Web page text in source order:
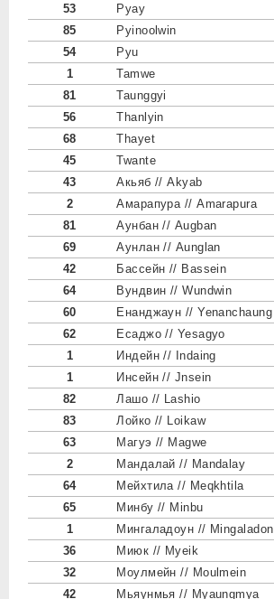
53
Pyay
85
Pyinoolwin
54
Pyu
1
Tamwe
81
Taunggyi
56
Thanlyin
68
Thayet
45
Twante
43
Акьяб // Akyab
2
Амарапура // Amarapura
81
Аунбан // Augban
69
Аунлан // Aunglan
42
Бассейн // Bassein
64
Вундвин // Wundwin
60
Енанджаун // Yenanchaung
62
Есаджо // Yesagyo
1
Индейн // Indaing
1
Инсейн // Jnsein
82
Лашо // Lashio
83
Лойко // Loikaw
63
Магуэ // Magwe
2
Мандалай // Mandalay
64
Мейхтила // Meqkhtila
65
Минбу // Minbu
1
Мингаладоун // Mingaladon
36
Миюк // Myeik
32
Моулмейн // Moulmein
42
Мьяунмья // Myaungmya